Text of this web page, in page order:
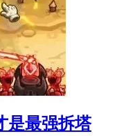
是最强拆塔